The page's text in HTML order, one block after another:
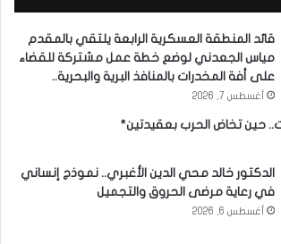
قائد المنطقة العسكرية الرابعة يلتقي بالمقدم
مياس الجعدني لوضع خطة عمل مشتركة للقضاء
على أفة المخدرات بالمنافذ البرية والبحرية..
أغسطس 7, 2026
حين تخاض الحرب بعقيدتين*
الدكتور خالد محي الدين الأغبري.. نموذج إنساني
في رعاية مرضى الحروق والتجميل
أغسطس 6, 2026